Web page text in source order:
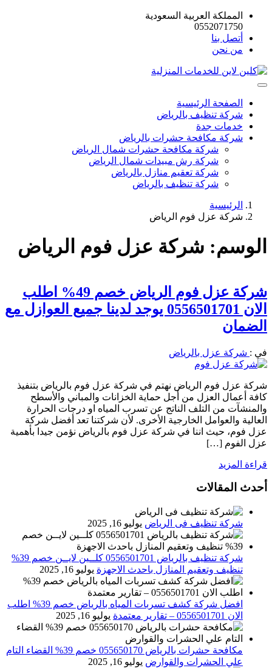
المملكة العربية السعودية
0552071750
أتصل بنا
من نحن
الصفحة الرئيسية
شركة تنظيف بالرياض
خدمات جدة
شركة مكافحة حشرات بالرياض
شركة مكافحة حشرات شمال الرياض
شركة رش مبيدات شمال الرياض
شركة تعقيم منازل بالرياض
شركة تنظيف بالرياض
الرئيسية
شركة عزل فوم الرياض
الوسم: شركة عزل فوم الرياض
شركة عزل فوم الرياض خصم 49% اطلب
الان 0556501701 يوجد لدينا جميع العوازل مع
الضمان
في : شركة عزل بالرياض
شركة عزل فوم الرياض نهتم في شركة عزل فوم بالرياض بتنفيذ
كافة أعمال العزل من أجل حماية الخزانات والمباني والأسطح
والمنشآت من التلف الناتج عن تسرب المياه او درجات الحرارة
العالية والعوامل الخارجية الأخرى. لأن شركتنا تعد أفضل شركة
عزل فوم، حيث اننا في شركة عزل فوم بالرياض نؤمن جيدا بأهمية
عزل الفوم […]
قراءة المزيد
أحدث المقالات
شركة تنظيف فى الرياض يوليو 16, 2025
شركة تنظيف بالرياض 0556501701 كلــين لايــن خصم 39%
تنظيف وتعقيم المنازل باحدث الاجهزة يوليو 16, 2025
افضل شركة كشف تسربات المياه بالرياض خصم 39% اطلب
الان 0556501701‬‏ – تقارير معتمدة
يوليو 16, 2025
مكافحة حشرات بالرياض 055650170 خصم 39% القضاء التام
علي الحشرات والقوارض يوليو 16, 2025